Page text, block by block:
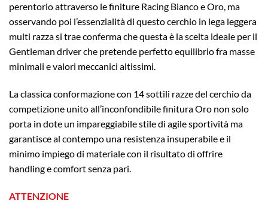
perentorio attraverso le finiture Racing Bianco e Oro, ma
osservando poi l’essenzialità di questo cerchio in lega leggera
multi razza si trae conferma che questa è la scelta ideale per il
Gentleman driver che pretende perfetto equilibrio fra masse
minimali e valori meccanici altissimi.
La classica conformazione con 14 sottili razze del cerchio da
competizione unito all’inconfondibile finitura Oro non solo
porta in dote un impareggiabile stile di agile sportività ma
garantisce al contempo una resistenza insuperabile e il
minimo impiego di materiale con il risultato di offrire
handling e comfort senza pari.
ATTENZIONE